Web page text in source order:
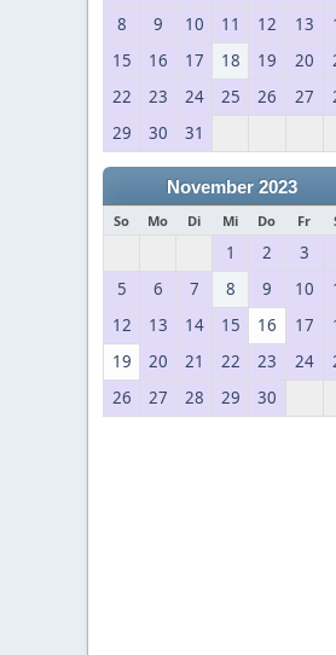
8
9 10 11 12 13
15
16 17 18 19 20
22
23 24 25 26 27
29
30 31
November 2023
So Mo Di Mi Do Fr
1 2 3
5
6 7 8 9 10
12
13 14 15 16 17
19
20 21 22 23 24
26
27 28 29 30